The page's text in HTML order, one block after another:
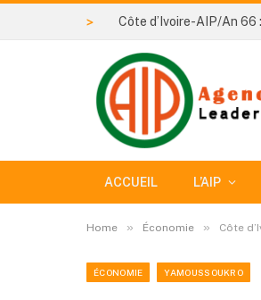
>
ACCUEIL L’AIP
Home » Économie » Côte
ÉCONOMIE YAMOUSSOUKRO